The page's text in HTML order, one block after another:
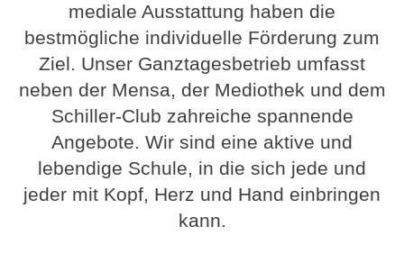
mediale Ausstattung haben die
bestmögliche individuelle Förderung zum
Ziel. Unser Ganztagesbetrieb umfasst
neben der Mensa, der Mediothek und dem
Schiller-Club zahreiche spannende
Angebote. Wir sind eine aktive und
lebendige Schule, in die sich jede und
jeder mit Kopf, Herz und Hand einbringen
kann.